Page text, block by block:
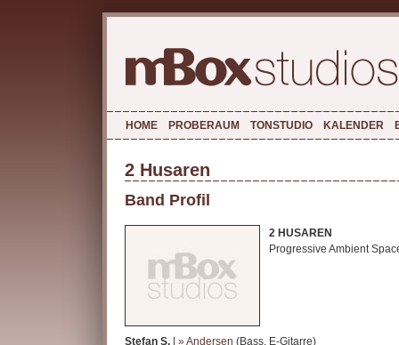
HOME PROBERAUM TONSTUDIO KALENDER
2 Husaren
Band Profil
2 HUSAREN
Progressive Ambient
Stefan S. » Andersen (Bass, E-Gitarre)